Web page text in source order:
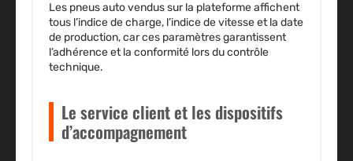
Les pneus auto vendus sur la plateforme affichent
tous l’indice de charge, l’indice de vitesse et la date
de production, car ces paramètres garantissent
l’adhérence et la conformité lors du contrôle
technique.
Le service client et les dispositifs
d’accompagnement